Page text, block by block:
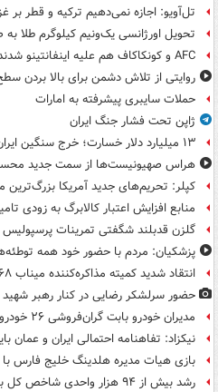
تل‌آویو: اجازه نمی‌دهیم ترکیه و قطر بر
تحویل اورژانسی یک‌ونیم کیلوگرم طلا
AFC و کونکاکاف هم علیه اینفانتینو شدند
روایتی از تلاش دشمن برای بالا بردن
حملات سایبری پیشرفته به امارات
ژاپن تحت فشار جنگ ایران
۱۳ میلیارد دلار خسارت؛ خرج سنگین ایران روی دست پنتاگون
هراس صهیونیست‌ها از سمت جدید
کپلر: تحریم‌های جدید آمریکا
منابع افزایش اعتبار کالابرگ به زودی
گلزن قدبلند شگفتی تمرینات
پزشکیان: مردم با حضور خود همه
انتقاد شدید کمیته مذاکره‌کننده میناب ۱۶۸ از صداوسیما
حضور سرلشکر رضایی در کنار رهبر شهید
مدیران خودرو بابت گران‌فروشی ۲۶ خودرو محکوم شد
نیکزاد: تفاهنامه احتمالی ایران و
بازی هیات مدیره هلدینگ خلیج فارس
رشد بیش از ۹۴ هزار واحدی شاخص کل بورس